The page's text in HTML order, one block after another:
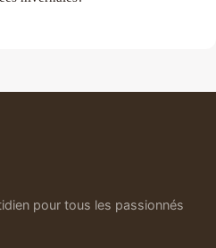
pour tous les passionnés